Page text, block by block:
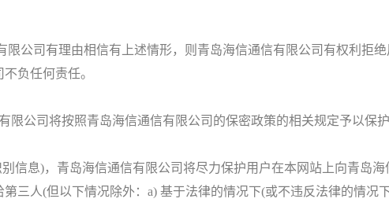
司有理由相信有上述情形，则青岛海信通信有限公司有权利拒绝
负任何责任。
公司将按照青岛海信通信有限公司的保密政策的相关规定予以保护
息)，青岛海信通信有限公司将尽力保护用户在本网站上向青岛海
三人(但以下情况除外：a) 基于法律的情况下(或不违反法律的情况